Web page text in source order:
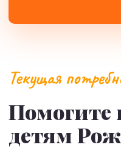
Текущая
Помогите
детям